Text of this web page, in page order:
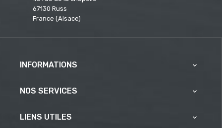
67130 Russ
France (Alsace)
INFORMATIONS 
NOS SERVICES 
LIENS UTILES 